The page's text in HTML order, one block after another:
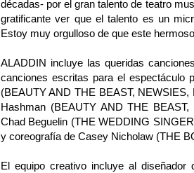
décadas- por el gran talento de teatro
gratificante ver que el talento es un
Estoy muy orgulloso de que este
ALADDIN incluye las queridas
canciones escritas para el espectáculo
(BEAUTY AND THE BEAST,
Hashman (BEAUTY AND THE
Chad Beguelin (THE WEDDING
y coreografía de Casey Nicholaw (THE
El equipo creativo incluye al